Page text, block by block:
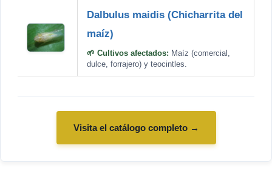
Dalbulus maidis (Chicharrita del
maíz)
🌱 Cultivos afectados: Maíz (comercial,
dulce, forrajero) y teocintles.
Visita el catálogo completo →